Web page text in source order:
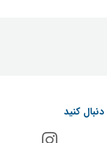
کنید